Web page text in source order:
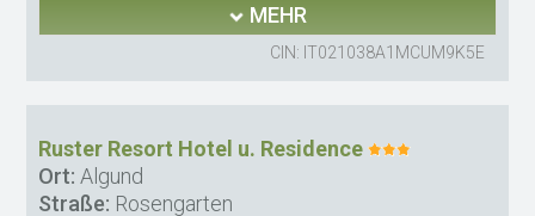
MEHR
CIN: IT021038A1MCUM9K5E
Ruster Resort Hotel u. Residence
Ort: Algund
Straße: Rosengarten